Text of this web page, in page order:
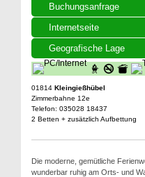
Buchungsanfrage
Internetseite
Geografische Lage
01814 Kleingießhübel
Zimmerbahne 12e
Telefon: 035028 18437
2 Betten + zusätzlich Aufbettung
Die moderne, gemütliche
wunderbar ruhig am Orts- und